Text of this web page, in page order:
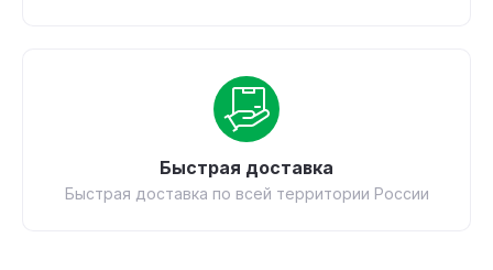
Быстрая доставка
Быстрая доставка по всей территории России